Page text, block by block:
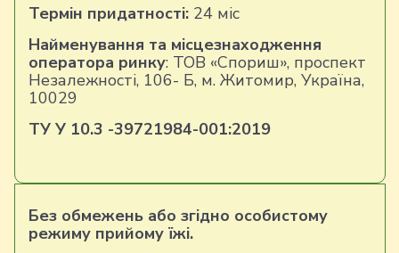
Термін придатності: 24 міс
Найменування та місцезнаходження
оператора ринку: ТОВ «Спориш», проспект
Незалежності, 106- Б, м. Житомир, Україна,
10029
ТУ У 10.3 -39721984-001:2019
Без обмежень або згідно особистому
режиму прийому їжі.